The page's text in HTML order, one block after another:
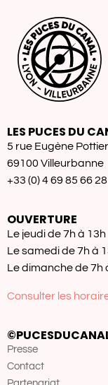
LES PUCES DU
5 rue Eugène Pottier
69100 Villeurbanne
+33 (0) 4 69 85 66 28
OUVERTURE
Le jeudi de 7h à 13h
Le samedi de 7h à
Le dimanche de 7h
Consulter les
Presse
Contact